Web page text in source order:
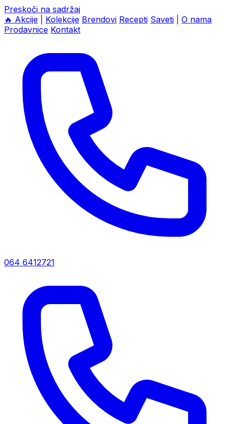
Preskoči na sadržaj
🔥 Akcije Kolekcije Brendovi Recepti Saveti
O nama
Prodavnice Kontakt
064 6412721